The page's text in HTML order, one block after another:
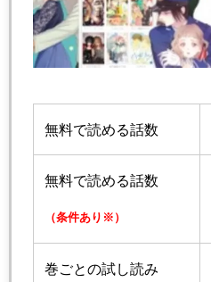
無料で読める話数
無料で読める話数
（条件あり※）
巻ごとの試し読み